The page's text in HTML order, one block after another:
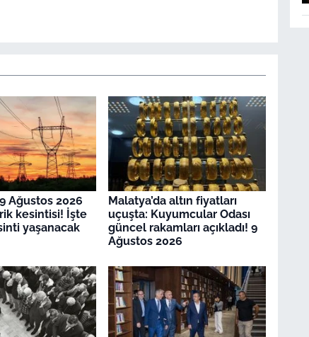
Ağustos 2026
kesintisi! İşte
yaşanacak
Malatya’da altın fiyatları
uçuşta: Kuyumcular Odası
güncel rakamları açıkladı! 9
Ağustos 2026